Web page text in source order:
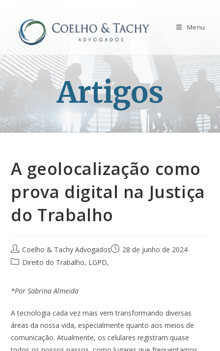
Menu
Artigos
A geolocalização como
prova digital na Justiça
do Trabalho
Coelho & Tachy Advogados
28 de junho de 2024
Direito do Trabalho, LGPD,
*Por Sabrina Almeida
A tecnologia cada vez mais vem transformando diversas
áreas da nossa vida, especialmente quanto aos meios de
comunicação. Atualmente, os celulares registram quase